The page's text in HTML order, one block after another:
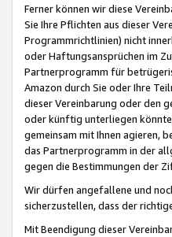
Ferner können wir diese
Sie Ihre Pflichten aus dieser
Programmrichtlinien) nicht
oder Haftungsansprüchen im
Partnerprogramm für
Amazon durch Sie oder Ihre
dieser Vereinbarung oder den
oder künftig unterliegen
gemeinsam mit Ihnen agieren,
das Partnerprogramm in der
gegen die Bestimmungen der
Wir dürfen angefallene und
sicherzustellen, dass der
Mit Beendigung dieser